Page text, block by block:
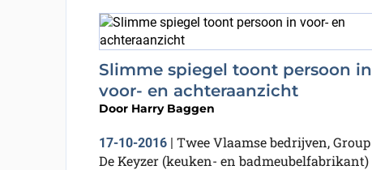
Slimme spiegel toont persoon in
voor- en achteraanzicht
Door Harry Baggen
17-10-2016| Twee Vlaamse bedrijven, Group
De Keyzer (keuken- en badmeubelfabrikant)